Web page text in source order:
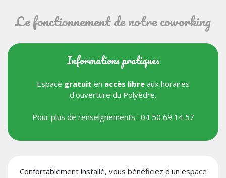
Le fonctionnement de notre coworking
Informations pratiques
Espace gratuit en accès libre aux horaires
d'ouverture du Polyèdre.
Pour plus de renseignements : 04 50 69 14 57
Confortablement installé, vous bénéficiez d'un espace